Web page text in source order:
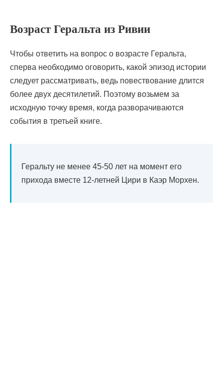
Возраст Геральта из Ривии
Чтобы ответить на вопрос о возрасте Геральта,
сперва необходимо оговорить, какой эпизод истории
следует рассматривать, ведь повествование длится
более двух десятилетий. Поэтому возьмем за
исходную точку время, когда разворачиваются
события в третьей книге.
Геральту не менее 45-50 лет на момент его
прихода вместе 12-летней Цири в Каэр Морхен.